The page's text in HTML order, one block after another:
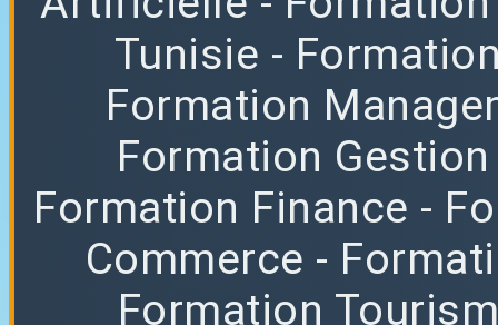
Tunisie -
Formation
Formation Gestion
Formation Finance -
Commerce -
Formation